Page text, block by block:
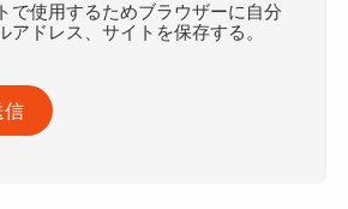
で使用するためブラウザーに自分
アドレス、サイトを保存する。